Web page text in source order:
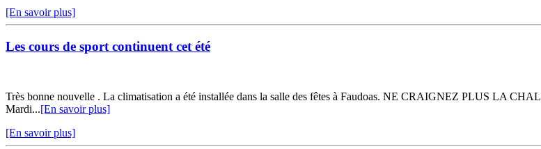
[En savoir plus]
Les cours de sport continuent cet été
Très bonne nouvelle . La climatisation a été installée dans la salle des fêtes à Faudoas. NE CRAIGNEZ PLUS LA
Mardi...[En savoir plus]
[En savoir plus]